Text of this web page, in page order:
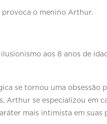
provoca o menino Arthur.
aos 8 anos de
se tornou uma obsessão
Arthur se especializou em
mais intimista em suas